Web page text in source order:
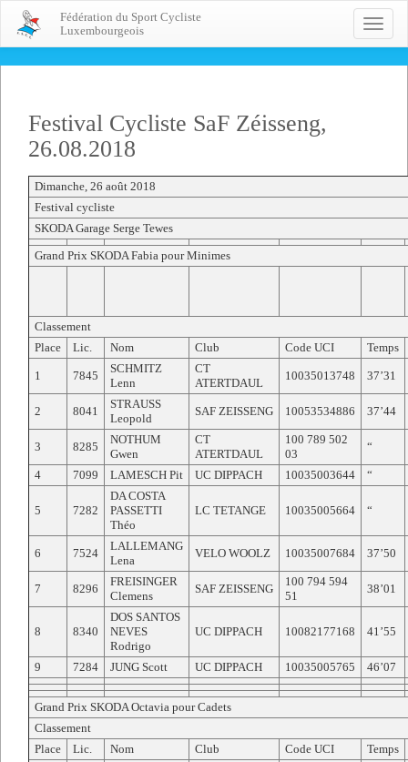
Toggle
Fédération du Sport Cycliste
Luxembourgeois
Festival Cycliste SaF Zéisseng,
26.08.2018
Dimanche, 26 août 2018
Festival cycliste
SKODA Garage Serge Tewes
Grand Prix SKODA Fabia pour Minimes
Classement
Place
Lic. Nom Club Code UCI Temps
1 7845
SCHMITZ
Lenn
CT
ATERTDAUL
10035013748 37’31
2 8041
STRAUSS
Leopold
SAF ZEISSENG 10053534886 37’44
3 8285
NOTHUM
Gwen
CT
ATERTDAUL
100 789 502
03
“
4 7099 LAMESCH Pit UC DIPPACH 10035003644 “
5 7282
DA COSTA
PASSETTI
Théo
LC TETANGE 10035005664 “
6 7524
LALLEMANG
Lena
VELO WOOLZ 10035007684 37’50
7 8296
FREISINGER
Clemens
SAF ZEISSENG
100 794 594
51
38’01
8 8340
DOS SANTOS
NEVES
Rodrigo
UC DIPPACH 10082177168 41’55
9 7284 JUNG Scott UC DIPPACH 10035005765 46’07
Grand Prix SKODA Octavia pour Cadets
Classement
Place
Lic. Nom Club Code UCI Temps